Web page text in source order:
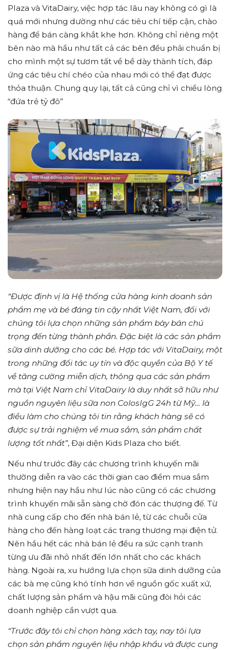
Plaza và VitaDairy, việc hợp tác lâu nay không có gì là
quá mới nhưng dường như các tiêu chí tiếp cận, chào
hàng để bán càng khắt khe hơn. Không chỉ riêng một
bên nào mà hầu như tất cả các bên đều phải chuẩn bị
cho mình một sự tươm tất về bề dày thành tích, đáp
ứng các tiêu chí chéo của nhau mới có thể đạt được
thỏa thuận. Chung quy lại, tất cả cũng chỉ vì chiều lòng
“đứa trẻ tỷ đô”
“Được định vị là Hệ thống cửa hàng kinh doanh sản
phẩm mẹ và bé đáng tin cậy nhất Việt Nam, đối với
chúng tôi lựa chọn những sản phẩm bày bán chú
trọng đến từng thành phần. Đặc biệt là các sản phẩm
sữa dinh dưỡng cho các bé. Hợp tác với VitaDairy, một
trong những đối tác uy tín và độc quyền của Bộ Y tế
về tăng cường miễn dịch, thông qua các sản phẩm
mà tại Việt Nam chỉ VitaDairy là duy nhất sở hữu như
nguồn nguyên liệu sữa non ColosIgG 24h từ Mỹ… là
điều làm cho chúng tôi tin rằng khách hàng sẽ có
được sự trải nghiệm về mua sắm, sản phẩm chất
lượng tốt nhất”, Đại diện Kids Plaza cho biết.
Nếu như trước đây các chương trình khuyến mãi
thường diễn ra vào các thời gian cao điểm mua sắm
nhưng hiện nay hầu như lúc nào cũng có các chương
trình khuyến mãi sẵn sàng chờ đón các thượng đế. Từ
nhà cung cấp cho đến nhà bán lẻ, từ các chuỗi cửa
hàng cho đến hàng loạt các trang thương mại điện tử.
Nên hầu hết các nhà bán lẻ đều ra sức cạnh tranh
từng ưu đãi nhỏ nhất đến lớn nhất cho các khách
hàng. Ngoài ra, xu hướng lựa chọn sữa dinh dưỡng của
các bà mẹ cũng khó tính hơn về nguồn gốc xuất xứ,
chất lượng sản phẩm và hậu mãi cũng đòi hỏi các
doanh nghiệp cần vượt qua.
“Trước đây tôi chỉ chọn hàng xách tay, nay tôi lựa
chọn sản phẩm nguyên liệu nhập khẩu và được cung